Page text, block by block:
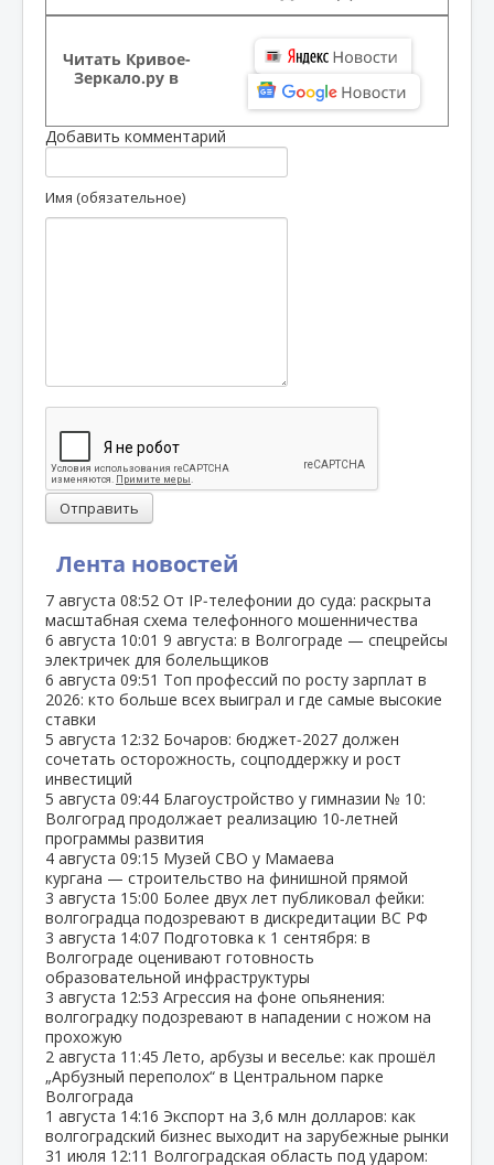
Лента новостей
7 августа 08:52 От IP‑телефонии до суда: раскрыта
масштабная схема телефонного мошенничества
6 августа 10:01 9 августа: в Волгограде — спецрейсы
электричек для болельщиков
6 августа 09:51 Топ профессий по росту зарплат в
2026: кто больше всех выиграл и где самые высокие
ставки
5 августа 12:32 Бочаров: бюджет‑2027 должен
сочетать осторожность, соцподдержку и рост
инвестиций
5 августа 09:44 Благоустройство у гимназии № 10:
Волгоград продолжает реализацию 10‑летней
программы развития
4 августа 09:15 Музей СВО у Мамаева
кургана — строительство на финишной прямой
3 августа 15:00 Более двух лет публиковал фейки:
волгоградца подозревают в дискредитации ВС РФ
3 августа 14:07 Подготовка к 1 сентября: в
Волгограде оценивают готовность
образовательной инфраструктуры
3 августа 12:53 Агрессия на фоне опьянения:
волгоградку подозревают в нападении с ножом на
прохожую
2 августа 11:45 Лето, арбузы и веселье: как прошёл
„Арбузный переполох“ в Центральном парке
Волгограда
1 августа 14:16 Экспорт на 3,6 млн долларов: как
волгоградский бизнес выходит на зарубежные рынки
31 июля 12:11 Волгоградская область под ударом:
Читать Кривое-
Зеркало.ру в
Добавить комментарий
Имя (обязательное)
Отправить